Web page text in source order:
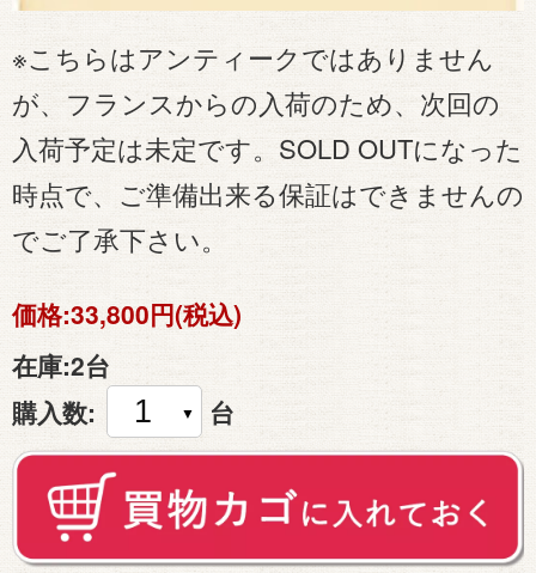
※こちらはアンティークではありません
が、フランスからの入荷のため、次回の
入荷予定は未定です。SOLD OUTになった
時点で、ご準備出来る保証はできませんの
でご了承下さい。
価格:33,800円(税込)
在庫:2台
購入数:
台